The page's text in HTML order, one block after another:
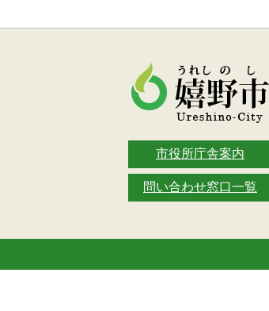
市役所庁舎案内
問い合わせ窓口一覧